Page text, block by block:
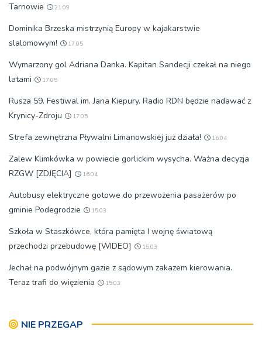
Tarnowie
21:09
Dominika Brzeska mistrzynią Europy w kajakarstwie
slalomowym!
17:05
Wymarzony gol Adriana Danka. Kapitan Sandecji czekał na niego
latami
17:05
Rusza 59. Festiwal im. Jana Kiepury. Radio RDN będzie nadawać z
Krynicy-Zdroju
17:05
Strefa zewnętrzna Pływalni Limanowskiej już działa! 16:04
Zalew Klimkówka w powiecie gorlickim wysycha. Ważna decyzja
RZGW [ZDJĘCIA]
16:04
Autobusy elektryczne gotowe do przewożenia pasażerów po
gminie Podegrodzie
15:03
Szkoła w Staszkówce, która pamięta I wojnę światową
przechodzi przebudowę [WIDEO]
15:03
Jechał na podwójnym gazie z sądowym zakazem kierowania.
Teraz trafi do więzienia
15:03
NIE PRZEGAP